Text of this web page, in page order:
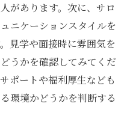
があります。次に、サロ
ニケーションスタイルを
見学や面接時に雰囲気を
うかを確認してみてくだ
ポートや福利厚生なども
環境かどうかを判断する